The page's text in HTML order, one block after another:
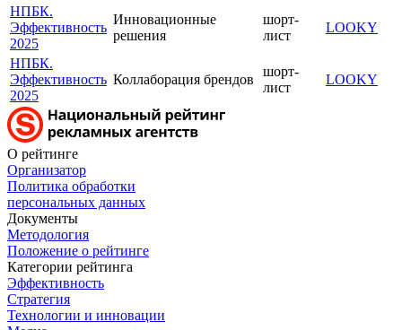
НПБК.
Эффективность
2025
Инновационные
решения
шорт-
лист
LOOKY
НПБК.
Эффективность
2025
Коллаборация брендов
шорт-
лист
LOOKY
О рейтинге
Организатор
Политика обработки
персональных данных
Документы
Методология
Положение о рейтинге
Категории рейтинга
Эффективность
Стратегия
Технологии и инновации